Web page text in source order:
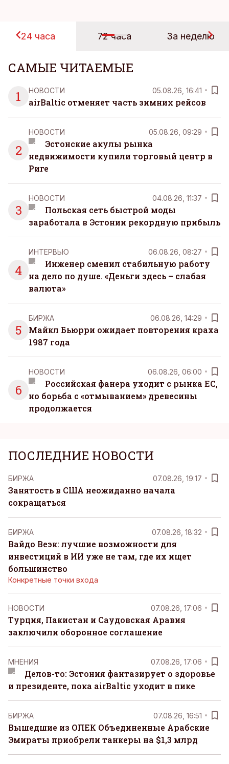
24 часа 72 часа За неделю
САМЫЕ ЧИТАЕМЫЕ
1
НОВОСТИ 05.08.26, 16:41
airBaltic отменяет часть зимних рейсов
2
НОВОСТИ 05.08.26, 09:29
Эстонские акулы рынка
недвижимости купили торговый центр в
Риге
3
НОВОСТИ 04.08.26, 11:37
Польская сеть быстрой моды
заработала в Эстонии рекордную прибыль
4
ИНТЕРВЬЮ 06.08.26, 08:27
Инженер сменил стабильную работу
на дело по душе. «Деньги здесь – слабая
валюта»
5
БИРЖА 06.08.26, 14:29
Майкл Бьюрри ожидает повторения краха
1987 года
6
НОВОСТИ 06.08.26, 06:00
Российская фанера уходит с рынка ЕС,
но борьба с «отмыванием» древесины
продолжается
ПОСЛЕДНИЕ НОВОСТИ
БИРЖА 07.08.26, 19:17
Занятость в США неожиданно начала
сокращаться
БИРЖА 07.08.26, 18:32
Вайдо Веэк: лучшие возможности для
инвестиций в ИИ уже не там, где их ищет
большинство
Конкретные точки входа
НОВОСТИ 07.08.26, 17:06
Турция, Пакистан и Саудовская Аравия
заключили оборонное соглашение
MНЕНИЯ 07.08.26, 17:06
Делов-то: Эстония фантазирует о здоровье
и президенте, пока airBaltic уходит в пике
БИРЖА 07.08.26, 16:51
Вышедшие из ОПЕК Объединенные Арабские
Эмираты приобрели танкеры на $1,3 млрд